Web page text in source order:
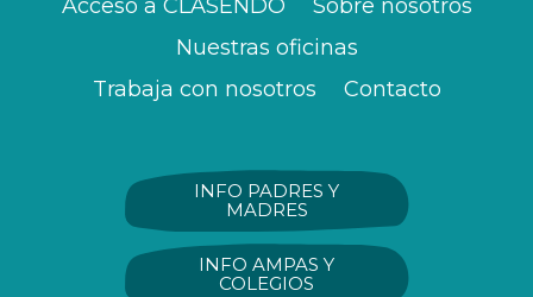
Acceso a CLASENDO
Sobre nosotros
Nuestras oficinas
Trabaja con nosotros
Contacto
INFO PADRES Y
MADRES
INFO AMPAS Y
COLEGIOS